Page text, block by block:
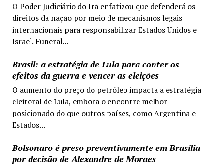
O Poder Judiciário do Irã enfatizou que defenderá os
direitos da nação por meio de mecanismos legais
internacionais para responsabilizar Estados Unidos e
Israel. Funeral...
Brasil: a estratégia de Lula para conter os
efeitos da guerra e vencer as eleições
O aumento do preço do petróleo impacta a estratégia
eleitoral de Lula, embora o encontre melhor
posicionado do que outros países, como Argentina e
Estados...
Bolsonaro é preso preventivamente em Brasília
por decisão de Alexandre de Moraes